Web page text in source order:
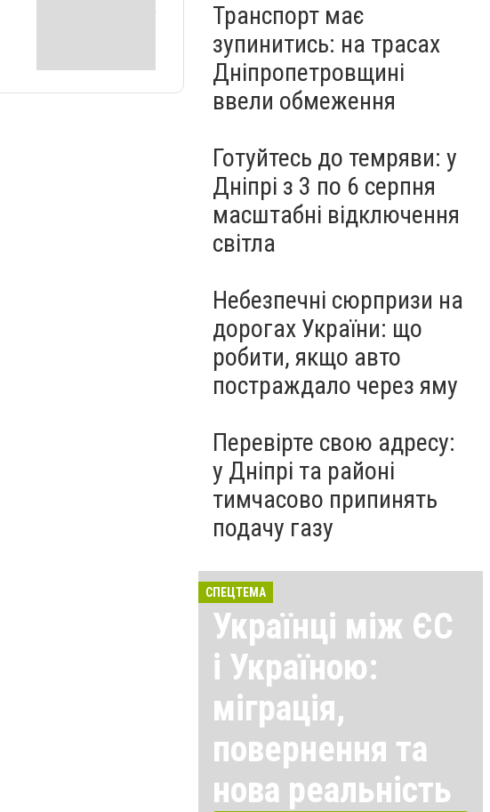
Транспорт має
зупинитись: на трасах
Дніпропетровщині
ввели обмеження
Готуйтесь до темряви: у
Дніпрі з 3 по 6 серпня
масштабні відключення
світла
Небезпечні сюрпризи на
дорогах України: що
робити, якщо авто
постраждало через яму
Перевірте свою адресу:
у Дніпрі та районі
тимчасово припинять
подачу газу
СПЕЦТЕМА
Українці між ЄС
і Україною:
міграція,
повернення та
нова реальність